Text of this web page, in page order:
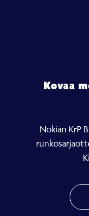
Kovaa
Nokian KrP